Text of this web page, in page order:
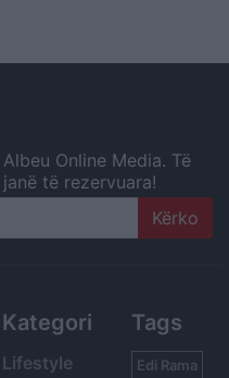
Online Media. Të
të rezervuara!
Kategori
Lifestyle
Tags
Edi Rama